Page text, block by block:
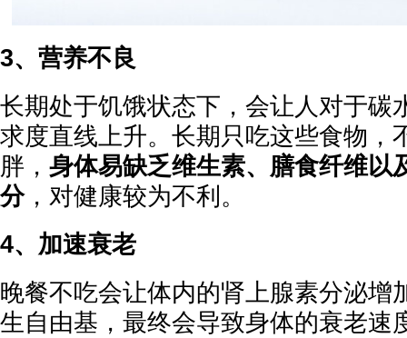
3、营养不良
长期处于饥饿状态下，会让人对于碳
求度直线上升。长期只吃这些食物，
胖， 身体易缺乏维生素、膳食纤维以
分，对健康较为不利。
4、加速衰老
晚餐不吃会让体内的肾上腺素分泌增
生自由基，最终会导致身体的衰老速